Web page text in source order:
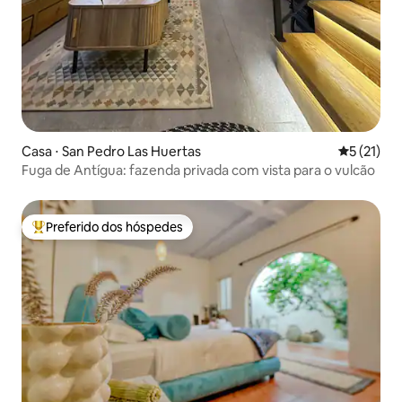
Casa ⋅ San Pedro Las Huertas 5 de uma
5 (21)
Fuga de Antígua: fazenda privada com vista para o vulcão
Entre os melhores preferidos dos hóspedes
Preferido dos hóspedes